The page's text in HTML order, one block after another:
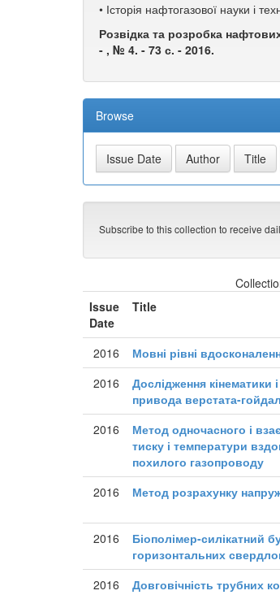
• Історія нафтогазової науки і
Розвідка та розробка
- , № 4. - 73 с. - 2016.
Browse
Subscribe to this collection to receive
Issue
Date
Title
2016 Мовні рівні
2016
Дослідження кінематики
привода верстата-
2016
Метод одночасного і
тиску і температури
похилого газопроводу
2016 Метод розрахунку
2016
Біополімер-силікатний
горизонтальних
2016
Довговічність трубних